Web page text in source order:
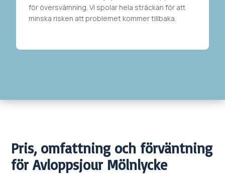
för översvämning. Vi spolar hela sträckan för att
minska risken att problemet kommer tillbaka.
Pris, omfattning och förväntning
förAvloppsjour Mölnlycke